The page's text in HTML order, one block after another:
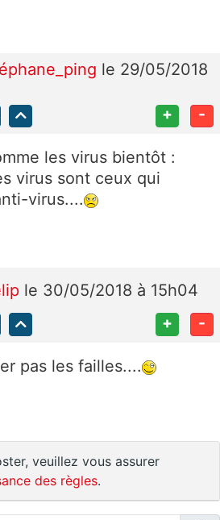
le 29/05/2018
+ -
les virus bientôt :
virus sont ceux qui
virus....
le 30/05/2018 à 15h04
+ -
pas les failles....
veuillez vous assurer
des règles.